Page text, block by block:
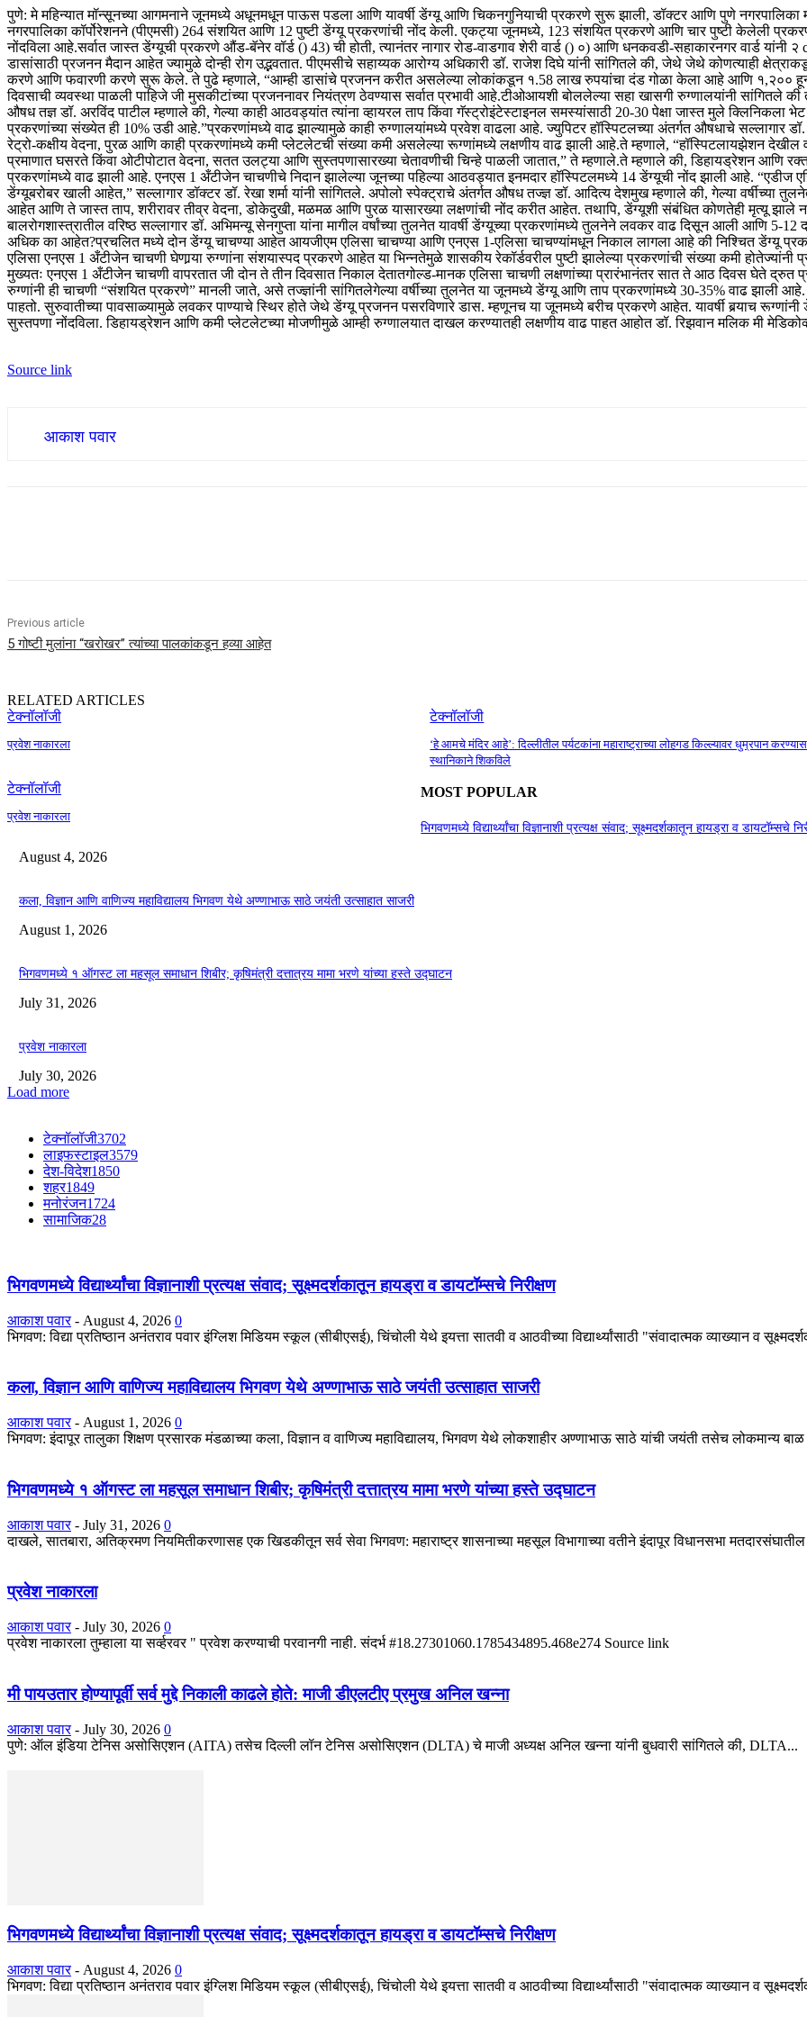
पुणे: मे महिन्यात मॉन्सूनच्या आगमनाने जूनमध्ये अधूनमधून पाऊस पडला आणि यावर्षी डेंग्यू आणि चिकनगुनियाची प्रकरणे सुरू झाली, डॉक्टर आणि पुणे नगरपालिका
नगरपालिका कॉर्पोरेशनने (पीएमसी) 264 संशयित आणि 12 पुष्टी डेंग्यू प्रकरणांची नोंद केली. एकट्या जूनमध्ये, 123 संशयित प्रकरणे आणि चार पुष्टी केलेली
नोंदविला आहे.सर्वात जास्त डेंग्यूची प्रकरणे औंड-बॅनेर वॉर्ड () 43) ची होती, त्यानंतर नागार रोड-वाडगाव शेरी वार्ड () ०) आणि धनकवडी-सहाकारनगर वार्ड यांनी
डासांसाठी प्रजनन मैदान आहेत ज्यामुळे दोन्ही रोग उद्भवतात. पीएमसीचे सहाय्यक आरोग्य अधिकारी डॉ. राजेश दिघे यांनी सांगितले की, जेथे जेथे कोणत्याही
करणे आणि फवारणी करणे सुरू केले.ते पुढे म्हणाले, “आम्ही डासांचे प्रजनन करीत असलेल्या लोकांकडून १.58 लाख रुपयांचा दंड गोळा केला आहे आणि १,२०० हून
दिवसाची व्यवस्था पाळली पाहिजे जी मुसकीटांच्या प्रजननावर नियंत्रण ठेवण्यास सर्वात प्रभावी आहे.टीओआयशी बोललेल्या सहा खासगी रुग्णालयांनी सांगितले
औषध तज्ञ डॉ. अरविंद पाटील म्हणाले की, गेल्या काही आठवड्यांत त्यांना व्हायरल ताप किंवा गॅस्ट्रोइंटेस्टाइनल समस्यांसाठी 20-30 पेक्षा जास्त मुले क्लिनिकला
प्रकरणांच्या संख्येत ही 10% उडी आहे.”प्रकरणांमध्ये वाढ झाल्यामुळे काही रुग्णालयांमध्ये प्रवेश वाढला आहे. ज्युपिटर हॉस्पिटलच्या अंतर्गत औषधाचे सल्लागार
रेट्रो-कक्षीय वेदना, पुरळ आणि काही प्रकरणांमध्ये कमी प्लेटलेटची संख्या कमी असलेल्या रूग्णांमध्ये लक्षणीय वाढ झाली आहे.ते म्हणाले, “हॉस्पिटलायझेशन देखील
प्रमाणात घसरते किंवा ओटीपोटात वेदना, सतत उलट्या आणि सुस्तपणासारख्या चेतावणीची चिन्हे पाळली जातात,” ते म्हणाले.ते म्हणाले की, डिहायड्रेशन आणि
प्रकरणांमध्ये वाढ झाली आहे.एनएस 1 अँटीजेन चाचणीचे निदान झालेल्या जूनच्या पहिल्या आठवड्यात इनमदार हॉस्पिटलमध्ये 14 डेंग्यूची नोंद झाली आहे.
डेंग्यूबरोबर खाली आहेत,” सल्लागार डॉक्टर डॉ. रेखा शर्मा यांनी सांगितले. अपोलो स्पेक्ट्राचे अंतर्गत औषध तज्ज्ञ डॉ. आदित्य देशमुख म्हणाले की, गेल्या वर्षीच्या
आहेत आणि ते जास्त ताप, शरीरावर तीव्र वेदना, डोकेदुखी, मळमळ आणि पुरळ यासारख्या लक्षणांची नोंद करीत आहेत. तथापि, डेंग्यूशी संबंधित कोणतेही मृत्यू झाले
बालरोगशास्त्रातील वरिष्ठ सल्लागार डॉ. अभिमन्यू सेनगुप्ता यांना मागील वर्षांच्या तुलनेत यावर्षी डेंग्यूच्या प्रकरणांमध्ये तुलनेने लवकर वाढ दिसून आली आणि 5-
अधिक का आहेत?प्रचलित मध्ये दोन डेंग्यू चाचण्या आहेतआयजीएम एलिसा चाचण्या आणि एनएस 1-एलिसा चाचण्यांमधून निकाल लागला आहे की निश्चित डेंग्यू
एलिसा एनएस 1 अँटीजेन चाचणी घेणार्‍या रुग्णांना संशयास्पद प्रकरणे आहेतया भिन्नतेमुळे शासकीय रेकॉर्डवरील पुष्टी झालेल्या प्रकरणांची संख्या कमी होतेज्यांनी
मुख्यतः एनएस 1 अँटीजेन चाचणी वापरतात जी दोन ते तीन दिवसात निकाल देतातगोल्ड-मानक एलिसा चाचणी लक्षणांच्या प्रारंभानंतर सात ते आठ दिवस घेतेद्रुत
रुग्णांनी ही चाचणी “संशयित प्रकरणे” मानली जाते, असे तज्ज्ञांनी सांगितलेगेल्या वर्षीच्या तुलनेत या जूनमध्ये डेंग्यू आणि ताप प्रकरणांमध्ये 30-35% वाढ झाली
पाहतो. सुरुवातीच्या पावसाळ्यामुळे लवकर पाण्याचे स्थिर होते जेथे डेंग्यू प्रजनन पसरविणारे डास. म्हणूनच या जूनमध्ये बरीच प्रकरणे आहेत. यावर्षी बर्‍याच
सुस्तपणा नोंदविला. डिहायड्रेशन आणि कमी प्लेटलेटच्या मोजणीमुळे आम्ही रुग्णालयात दाखल करण्यातही लक्षणीय वाढ पाहत आहोतडॉ. रिझवान मलिक मी
Source link
आकाश पवार
Previous article
5 गोष्टी मुलांना “खरोखर” त्यांच्या पालकांकडून हव्या आहेत
RELATED ARTICLES
टेक्नॉलॉजी
प्रवेश नाकारला
टेक्नॉलॉजी
‘हे आमचे मंदिर आहे’: दिल्लीतील पर्यटकांना महाराष्ट्राच्या लोहगड किल्ल्यावर धुम्रपान
स्थानिकाने शिकविले
टेक्नॉलॉजी
प्रवेश नाकारला
MOST POPULAR
भिगवणमध्ये विद्यार्थ्यांचा विज्ञानाशी प्रत्यक्ष संवाद; सूक्ष्मदर्शकातून हायड्रा व डायटॉम्सचे
August 4, 2026
कला, विज्ञान आणि वाणिज्य महाविद्यालय भिगवण येथे अण्णाभाऊ साठे जयंती उत्साहात साजरी
August 1, 2026
भिगवणमध्ये १ ऑगस्ट ला महसूल समाधान शिबीर; कृषिमंत्री दत्तात्रय मामा भरणे यांच्या हस्ते उद्घाटन
July 31, 2026
प्रवेश नाकारला
July 30, 2026
Load more
टेक्नॉलॉजी3702
लाइफस्टाइल3579
देश-विदेश1850
शहर1849
मनोरंजन1724
सामाजिक28
भिगवणमध्ये विद्यार्थ्यांचा विज्ञानाशी प्रत्यक्ष संवाद; सूक्ष्मदर्शकातून हायड्रा व डायटॉम्सचे निरीक्षण
आकाश पवार - August 4, 2026 0
भिगवण: विद्या प्रतिष्ठान अनंतराव पवार इंग्लिश मिडियम स्कूल (सीबीएसई), चिंचोली येथे इयत्ता सातवी व आठवीच्या विद्यार्थ्यांसाठी "संवादात्मक व्याख्यान व
कला, विज्ञान आणि वाणिज्य महाविद्यालय भिगवण येथे अण्णाभाऊ साठे जयंती उत्साहात साजरी
आकाश पवार - August 1, 2026 0
भिगवण: इंदापूर तालुका शिक्षण प्रसारक मंडळाच्या कला, विज्ञान व वाणिज्य महाविद्यालय, भिगवण येथे लोकशाहीर अण्णाभाऊ साठे यांची जयंती तसेच लोकमान्य
भिगवणमध्ये १ ऑगस्ट ला महसूल समाधान शिबीर; कृषिमंत्री दत्तात्रय मामा भरणे यांच्या हस्ते उद्घाटन
आकाश पवार - July 31, 2026 0
दाखले, सातबारा, अतिक्रमण नियमितीकरणासह एक खिडकीतून सर्व सेवा भिगवण: महाराष्ट्र शासनाच्या महसूल विभागाच्या वतीने इंदापूर विधानसभा
प्रवेश नाकारला
आकाश पवार - July 30, 2026 0
प्रवेश नाकारला तुम्हाला या सर्व्हरवर " प्रवेश करण्याची परवानगी नाही. संदर्भ #18.27301060.1785434895.468e274 Source link
मी पायउतार होण्यापूर्वी सर्व मुद्दे निकाली काढले होते: माजी डीएलटीए प्रमुख अनिल खन्ना
आकाश पवार - July 30, 2026 0
पुणे: ऑल इंडिया टेनिस असोसिएशन (AITA) तसेच दिल्ली लॉन टेनिस असोसिएशन (DLTA) चे माजी अध्यक्ष अनिल खन्ना यांनी बुधवारी सांगितले की, DLTA...
भिगवणमध्ये विद्यार्थ्यांचा विज्ञानाशी प्रत्यक्ष संवाद; सूक्ष्मदर्शकातून हायड्रा व डायटॉम्सचे निरीक्षण
आकाश पवार - August 4, 2026 0
भिगवण: विद्या प्रतिष्ठान अनंतराव पवार इंग्लिश मिडियम स्कूल (सीबीएसई), चिंचोली येथे इयत्ता सातवी व आठवीच्या विद्यार्थ्यांसाठी "संवादात्मक व्याख्यान व